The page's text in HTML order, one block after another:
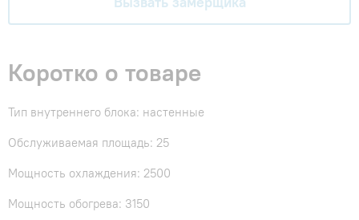
Коротко о товаре
Тип внутреннего блока: настенные
Обслуживаемая площадь: 25
Мощность охлаждения: 2500
Мощность обогрева: 3150